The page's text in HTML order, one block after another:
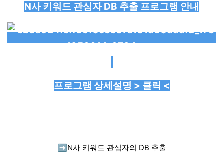
N사 키워드 관심자 DB 추출 프로그램 안내
프로그램 상세설명 > 클릭 <
➡️ N사 키워드 관심자의 DB 추출